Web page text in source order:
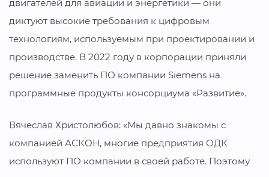
двигателей для авиации и энергетики — они
диктуют высокие требования к цифровым
технологиям, используемым при проектировании и
производстве. В 2022 году в корпорации приняли
решение заменить ПО компании Siemens на
программные продукты консорциума «Развитие».
Вячеслав Христолюбов: «Мы давно знакомы с
компанией АСКОН, многие предприятия ОДК
используют ПО компании в своей работе. Поэтому